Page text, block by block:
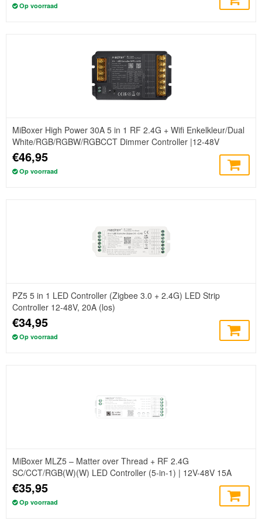
Op voorraad
MiBoxer High Power 30A 5 in 1 RF 2.4G + Wifi Enkelkleur/Dual
White/RGB/RGBW/RGBCCT Dimmer Controller |12-48V
€46,95
Op voorraad
PZ5 5 in 1 LED Controller (Zigbee 3.0 + 2.4G) LED Strip
Controller 12-48V, 20A (los)
€34,95
Op voorraad
MiBoxer MLZ5 – Matter over Thread + RF 2.4G
SC/CCT/RGB(W)(W) LED Controller (5-in-1) | 12V-48V 15A
€35,95
Op voorraad